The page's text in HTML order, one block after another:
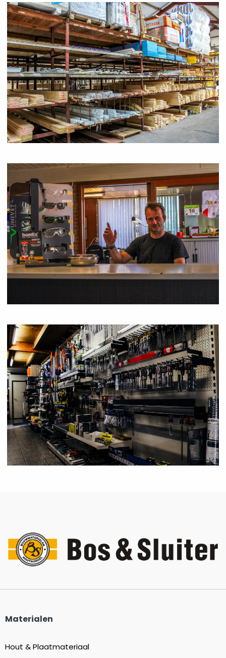
Materialen
Hout & Plaatmateriaal